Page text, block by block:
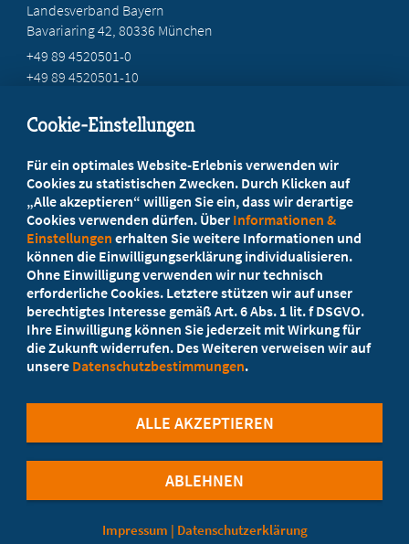
Landesverband Bayern
Bavariaring 42, 80336 München
+49 89 4520501-0
+49 89 4520501-10
Ihr Landesverband berät Sie!
Ansprechpartner
Werden Sie jetzt Mitglied
5 Vorteile einer MB-Mitgliedschaft
Cookie-Einstellungen Datenschutzerklärung
Cookie-Einstellungen
Für ein optimales Website-Erlebnis verwenden wir
Cookies zu statistischen Zwecken. Durch Klicken auf
„Alle akzeptieren“ willigen Sie ein, dass wir derartige
Cookies verwenden dürfen. Über Informationen &
Einstellungen erhalten Sie weitere Informationen und
können die Einwilligungserklärung individualisieren.
Ohne Einwilligung verwenden wir nur technisch
erforderliche Cookies. Letztere stützen wir auf unser
berechtigtes Interesse gemäß Art. 6 Abs. 1 lit. f DSGVO.
Ihre Einwilligung können Sie jederzeit mit Wirkung für
die Zukunft widerrufen. Des Weiteren verweisen wir auf
unsere Datenschutzbestimmungen.
ABLEHNEN
ALLE AKZEPTIEREN
Impressum | Datenschutzerklärung